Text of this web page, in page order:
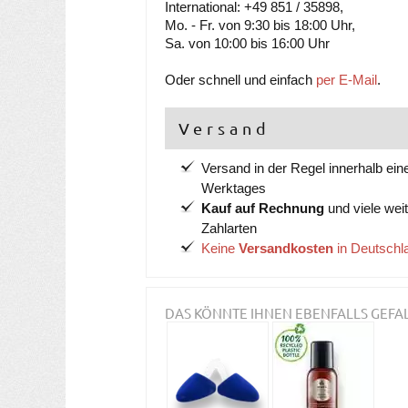
International: +49 851 / 35898,
Mo. - Fr. von 9:30 bis 18:00 Uhr,
Sa. von 10:00 bis 16:00 Uhr
Oder schnell und einfach per E-Mail.
Versand
Versand in der Regel innerhalb
Werktages
Kauf auf Rechnung und viele
Zahlarten
Keine Versandkosten in
DAS KÖNNTE IHNEN EBENFALLS